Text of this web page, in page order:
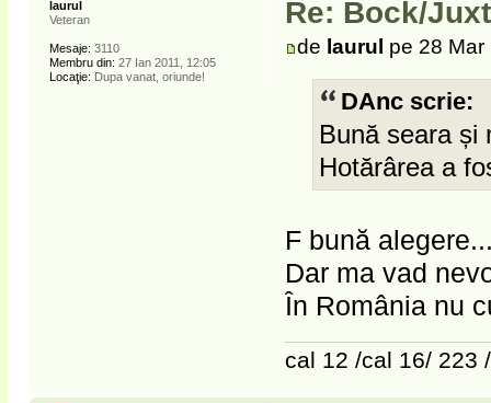
Re: Bock/
de laurul pe 28
DAnc scrie:
Bună seara și
Hotărârea a
F bună
Dar ma vad
În România nu
cal 12 /cal 16/ 223
laurul
Veteran
Mesaje: 3110
Membru din: 27 Ian 2011, 12:05
Locaţie: Dupa vanat, oriunde!